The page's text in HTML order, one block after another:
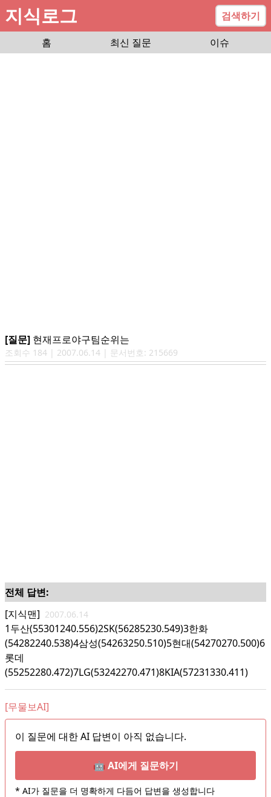
지식로그
검색하기
홈
최신 질문 이슈
[질문] 현재프로야구팀순위는
조회수 184 | 2007.06.14 | 문서번호: 215669
전체 답변:
[지식맨] 2007.06.14
1두산(55301240.556)2SK(56285230.549)3한화
(54282240.538)4삼성(54263250.510)5현대(54270270.500)6
롯데
(55252280.472)7LG(53242270.471)8KIA(57231330.411)
[무물보AI]
이 질문에 대한 AI 답변이 아직 없습니다.
🤖 AI에게 질문하기
* AI가 질문을 더 명확하게 다듬어 답변을 생성합니다